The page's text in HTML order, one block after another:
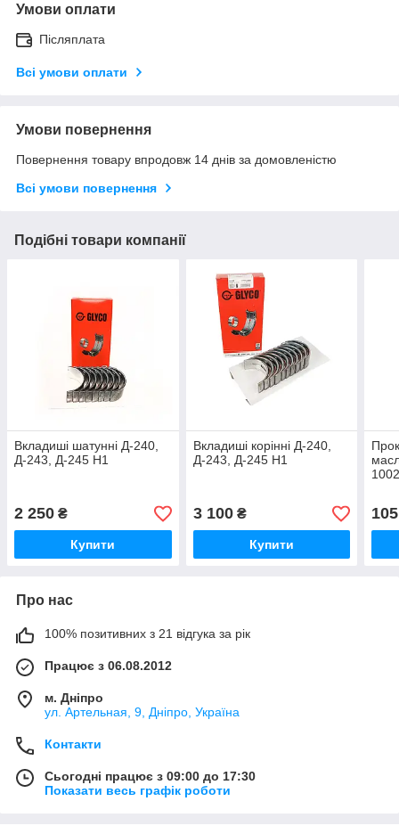
Умови оплати
Післяплата
Всі умови оплати
Умови повернення
Повернення товару впродовж 14 днів за домовленістю
Всі умови повернення
Подібні товари компанії
Вкладиші шатунні Д-240,
Д-243, Д-245 Н1
2 250 ₴
Купити
Вкладиші корінні Д-240,
Д-243, Д-245 Н1
3 100₴
Купити
Про нас
100% позитивних з 21 відгука за рік
Працює з 06.08.2012
м. Дніпро
ул. Артельная, 9, Дніпро, Україна
Контакти
Сьогодні працює з 09:00 до 17:30
Показати весь графік роботи